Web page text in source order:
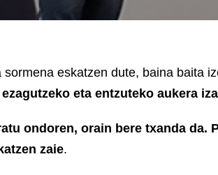
eskatzen dute, baina baita
eta entzuteko aukera
ondoren, orain bere txanda da.
zaie.